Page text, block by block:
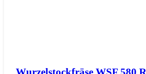
Wurzelstockfräse WSF 580 R